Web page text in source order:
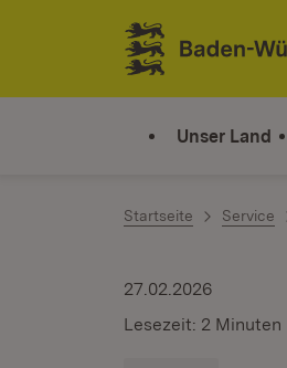
Zum Inhalt springen
Link zur Startseite
Unser Land
Startseite Service
27.02.2026
Lesezeit: 2 Minuten